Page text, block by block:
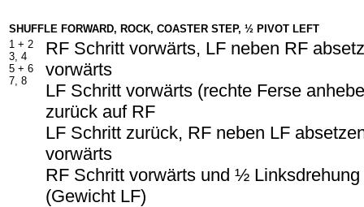
SHUFFLE FORWARD, ROCK, COASTER STEP, ½ PIVOT LEFT
1 + 2
3, 4
5 + 6
7, 8
RF Schritt vorwärts, LF neben RF
vorwärts
LF Schritt vorwärts (rechte Ferse
zurück auf RF
LF Schritt zurück, RF neben LF
vorwärts
RF Schritt vorwärts und ½
(Gewicht LF)